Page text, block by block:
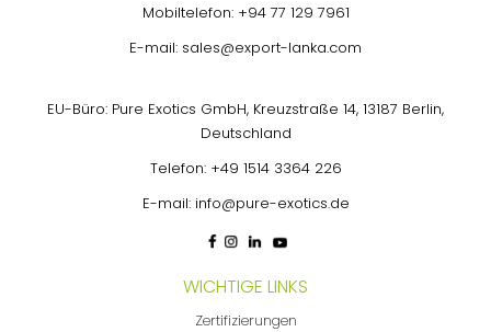
Mobiltelefon: +94 77 129 7961
E-mail: sales@export-lanka.com
EU-Büro: Pure Exotics GmbH, Kreuzstraße 14, 13187 Berlin,
Deutschland
Telefon: +49 1514 3364 226
E-mail: info@pure-exotics.de
WICHTIGE LINKS
Zertifizierungen